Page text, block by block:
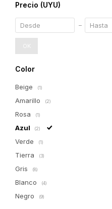
Precio (UYU)
OK
Color
Beige (1)
Amarillo (2)
Rosa (1)
Azul (2)
Verde (1)
Tierra (3)
Gris (8)
Blanco (4)
Negro (9)